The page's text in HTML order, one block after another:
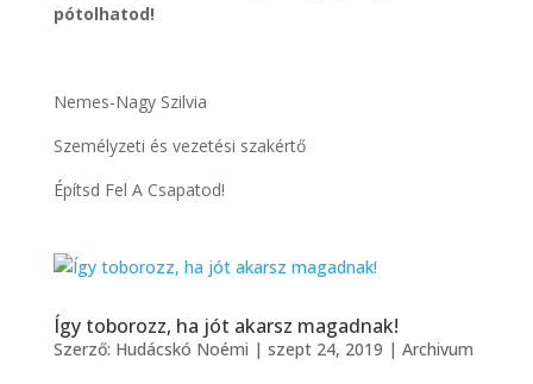
pótolhatod!
Nemes-Nagy Szilvia
Személyzeti és vezetési szakértő
Építsd Fel A Csapatod!
Így toborozz, ha jót akarsz magadnak!
Szerző: Hudácskó Noémi | szept 24, 2019 | Archivum